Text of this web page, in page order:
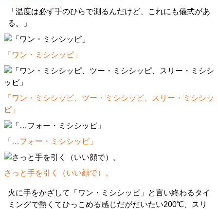
「温度は必ず手のひらで測るんだけど、これにも儀式があ
る。」
「ワン・ミシシッピ」
「ワン・ミシシッピ、ツー・ミシシッピ、スリー・ミシシッ
ピ」
「…フォー・ミシシッピ」
さっと手を引く（いい顔で）。
火に手をかざして「ワン・ミシシッピ」と言い終わるタイ
ミングで熱くてひっこめる感じだがだいたい200℃、スリ